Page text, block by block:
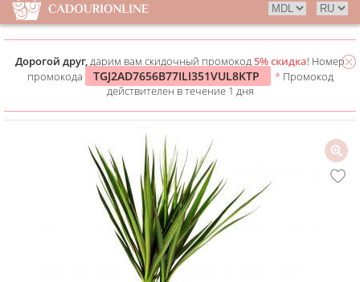
Дорогой друг,дарим вам скидочный промокод5% скидка! Номер
промокода
TGJ2AD7656B77ILI351VUL8KTP * Промокод
действителен в течение 1 дня